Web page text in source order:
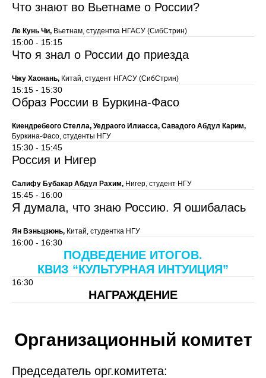
Что знают во Вьетнаме о России?
Ле Кунь Чи, Вьетнам, студентка НГАСУ (СибСтрин)
15:00 - 15:15
Что я знал о России до приезда
Чжу Хаонань, Китай, студент НГАСУ (СибСтрин)
15:15 - 15:30
Образ России в Буркина-Фасо
Киендребеого Стелла, Уедраого Илиасса, Савадого Абдул Карим,
Буркина-Фасо, студенты НГУ
15:30 - 15:45
Россия и Нигер
Салифу Бубакар Абдул Рахим, Нигер, студент НГУ
15:45 - 16:00
Я думала, что знаю Россию. Я ошибалась
Ян Вэньцзюнь, Китай, студентка НГУ
16:00 - 16:30
ПОДВЕДЕНИЕ ИТОГОВ.
КВИЗ “КУЛЬТУРНАЯ ИНТУИЦИЯ”
16:30
НАГРАЖДЕНИЕ
Организационный комитет
Председатель орг.комитета: